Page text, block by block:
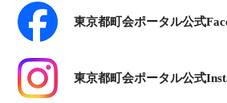
東京都町会ポータル公式
東京都町会ポータル公式